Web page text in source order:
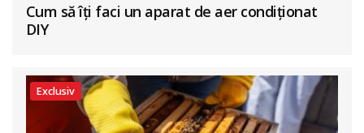
Cum să îți faci un aparat de aer condiționat
DIY
Exclusiv